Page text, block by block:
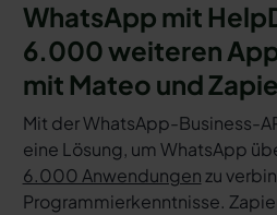
WhatsApp mit
6.000 weiteren
mit Mateo und
Mit der WhatsApp-Business-
eine Lösung, um WhatsApp
6.000 Anwendungenzu
Programmierkenntnisse.